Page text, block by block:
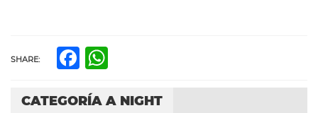
SHARE: Facebook
CATEGORÍA A NIGHT